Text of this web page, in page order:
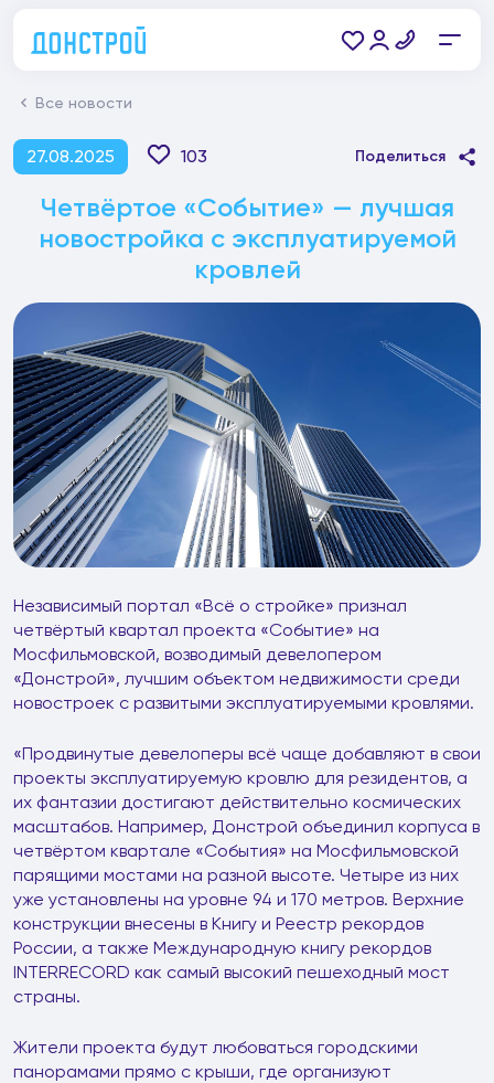
Все новости
27.08.2025 103 Поделиться
Четвёртое «Событие» — лучшая
новостройка с эксплуатируемой
кровлей
Независимый портал «Всё о стройке» признал
четвёртый квартал проекта «Событие» на
Мосфильмовской, возводимый девелопером
«Донстрой», лучшим объектом недвижимости среди
новостроек с развитыми эксплуатируемыми кровлями.
«Продвинутые девелоперы всё чаще добавляют в свои
проекты эксплуатируемую кровлю для резидентов, а
их фантазии достигают действительно космических
масштабов. Например, Донстрой объединил корпуса в
четвёртом квартале «События» на Мосфильмовской
парящими мостами на разной высоте. Четыре из них
уже установлены на уровне 94 и 170 метров. Верхние
конструкции внесены в Книгу и Реестр рекордов
России, а также Международную книгу рекордов
INTERRECORD как самый высокий пешеходный мост
страны.
Жители проекта будут любоваться городскими
панорамами прямо с крыши, где организуют